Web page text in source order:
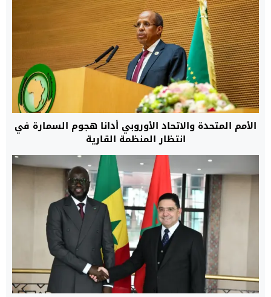
الأمم المتحدة والاتحاد الأوروبي أدانا هجوم السمارة في
انتظار المنظمة القارية